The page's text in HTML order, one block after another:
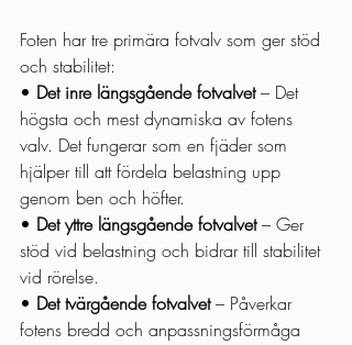
Foten har tre primära fotvalv som ger stöd
och stabilitet:
• Det inre längsgående fotvalvet – Det
högsta och mest dynamiska av fotens
valv. Det fungerar som en fjäder som
hjälper till att fördela belastning upp
genom ben och höfter.
• Det yttre längsgående fotvalvet – Ger
stöd vid belastning och bidrar till stabilitet
vid rörelse.
• Det tvärgående fotvalvet – Påverkar
fotens bredd och anpassningsförmåga